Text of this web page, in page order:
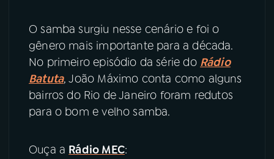
O samba surgiu nesse cenário e foi o
gênero mais importante para a década.
No primeiro episódio da série do Rádio
Batuta, João Máximo conta como alguns
bairros do Rio de Janeiro foram redutos
para o bom e velho samba.
Ouça a Rádio MEC: